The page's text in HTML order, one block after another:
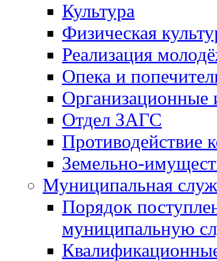
Культура
Физическая
Реализация
Опека и
Отдел ЗАГС
Противодействие
Земельно-
Муниципальная
Порядок
муниципальную